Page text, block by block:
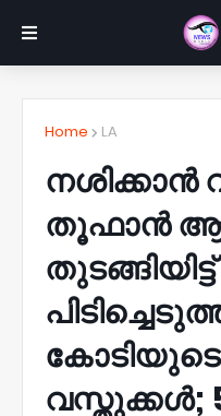
Home LA
നശിക്കാന്‍
തൂഫാന്‍
വസ്തുക്കള്‍;